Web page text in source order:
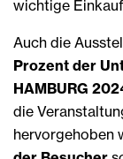
wichtige
Auch die
Prozent der
HAMBURG
die
hervorgehoben